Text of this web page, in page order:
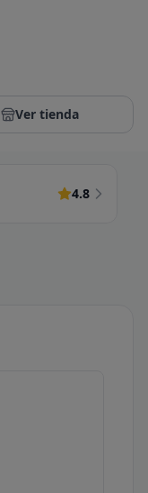
Ver tienda
4.8